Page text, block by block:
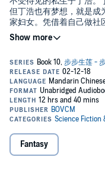
但丁浩也有梦想，就是成
家妇女。凭借着自己做社
抓住身边每一个机会，脱
不受待見的私生子丁浩。
但丁浩也有夢想，就是成
家婦女。憑藉著自己做社
抓住身邊每一個機會，脫
Please note: This
Fantasy